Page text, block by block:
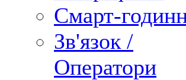
Смарт-
Зв'язок /
Оператори